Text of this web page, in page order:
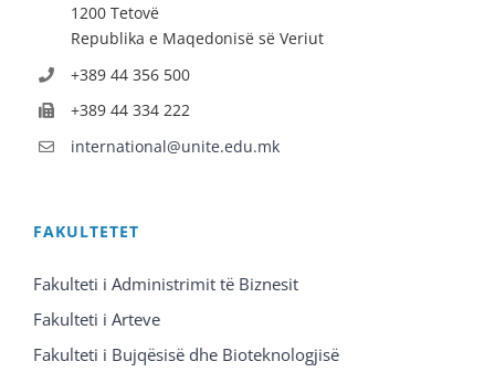
1200 Tetovë
Republika e Maqedonisë së Veriut
+389 44 356 500
+389 44 334 222
international@unite.edu.mk
FAKULTETET
Fakulteti i Administrimit të Biznesit
Fakulteti i Arteve
Fakulteti i Bujqësisë dhe Bioteknologjisë